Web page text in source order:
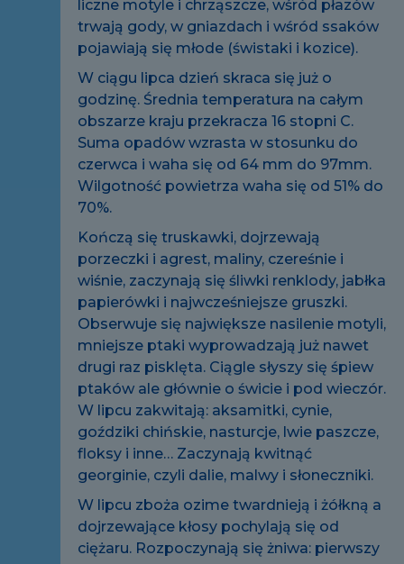
liczne motyle i chrząszcze, wśród płazów
trwają gody, w gniazdach i wśród ssaków
pojawiają się młode (świstaki i kozice).
W ciągu lipca dzień skraca się już o
godzinę. Średnia temperatura na całym
obszarze kraju przekracza 16 stopni C.
Suma opadów wzrasta w stosunku do
czerwca i waha się od 64 mm do 97mm.
Wilgotność powietrza waha się od 51% do
70%.
Kończą się truskawki, dojrzewają
porzeczki i agrest, maliny, czereśnie i
wiśnie, zaczynają się śliwki renklody, jabłka
papierówki i najwcześniejsze gruszki.
Obserwuje się największe nasilenie motyli,
mniejsze ptaki wyprowadzają już nawet
drugi raz pisklęta. Ciągle słyszy się śpiew
ptaków ale głównie o świcie i pod wieczór.
W lipcu zakwitają: aksamitki, cynie,
goździki chińskie, nasturcje, lwie paszcze,
floksy i inne… Zaczynają kwitnąć
georginie, czyli dalie, malwy i słoneczniki.
W lipcu zboża ozime twardnieją i żółkną a
dojrzewające kłosy pochylają się od
ciężaru. Rozpoczynają się żniwa: pierwszy